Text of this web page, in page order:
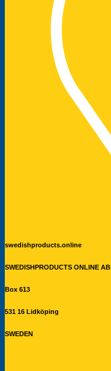
swedishproducts.online
SWEDISHPRODUCTS ONLINE AB
Box 613
531 16 Lidköping
SWEDEN